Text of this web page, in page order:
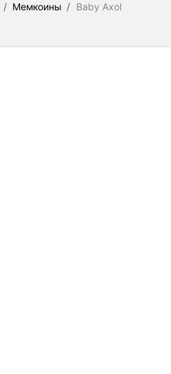
/ Мемкоины / Baby Axol